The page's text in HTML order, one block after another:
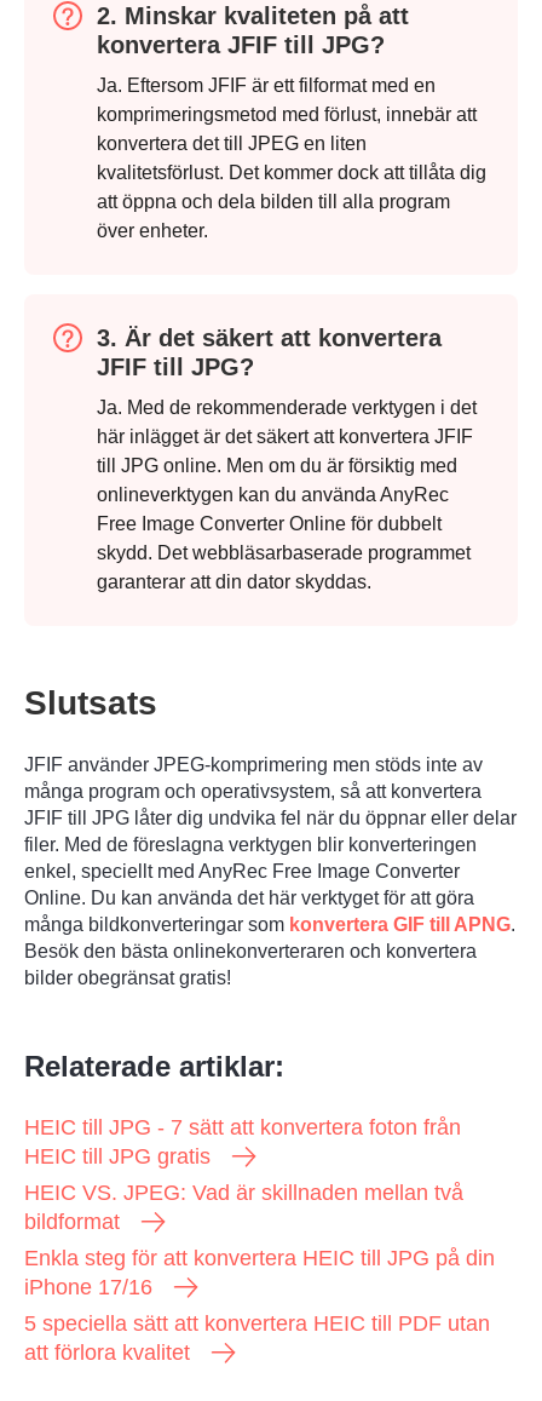
Steg 1.
Steg 2.
2. Minskar kvaliteten på att
konvertera JFIF till JPG?
Ja. Eftersom JFIF är ett filformat med en
komprimeringsmetod med förlust, innebär att
konvertera det till JPEG en liten
kvalitetsförlust. Det kommer dock att tillåta dig
att öppna och dela bilden till alla program
över enheter.
3. Är det säkert att konvertera
JFIF till JPG?
Ja. Med de rekommenderade verktygen i det
här inlägget är det säkert att konvertera JFIF
till JPG online. Men om du är försiktig med
onlineverktygen kan du använda AnyRec
Free Image Converter Online för dubbelt
skydd. Det webbläsarbaserade programmet
garanterar att din dator skyddas.
Slutsats
JFIF använder JPEG-komprimering men stöds inte av
många program och operativsystem, så att konvertera
JFIF till JPG låter dig undvika fel när du öppnar eller delar
filer. Med de föreslagna verktygen blir konverteringen
enkel, speciellt med AnyRec Free Image Converter
Online. Du kan använda det här verktyget för att göra
många bildkonverteringar som konvertera GIF till APNG.
Besök den bästa onlinekonverteraren och konvertera
bilder obegränsat gratis!
Relaterade artiklar:
HEIC till JPG - 7 sätt att konvertera foton från
HEIC till JPG gratis
HEIC VS. JPEG: Vad är skillnaden mellan två
bildformat
Enkla steg för att konvertera HEIC till JPG på din
iPhone 17/16
5 speciella sätt att konvertera HEIC till PDF utan
att förlora kvalitet